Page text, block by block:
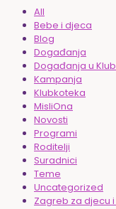
All
Bebe i djeca
Blog
Događanja
Događanja u
Kampanja
Klubkoteka
MisliOna
Novosti
Programi
Roditelji
Suradnici
Teme
Uncategorized
Zagreb za djecu